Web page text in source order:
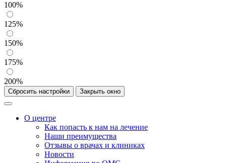
100%
125%
150%
175%
200%
Сбросить настройки Закрыть окно
О центре
Как попасть к нам на лечение
Наши преимущества
Отзывы о врачах и клиниках
Новости